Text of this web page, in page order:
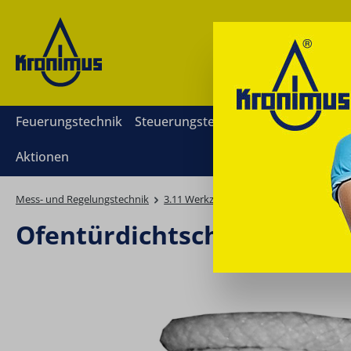
Zur Hauptnavigation springen
Feuerungstechnik Steuerungstechnik Mess- und
Aktionen
Mess- und Regelungstechnik 3.11 Werkzeuge und Wartungszubehör
Ofentürdichtschnur 8mm